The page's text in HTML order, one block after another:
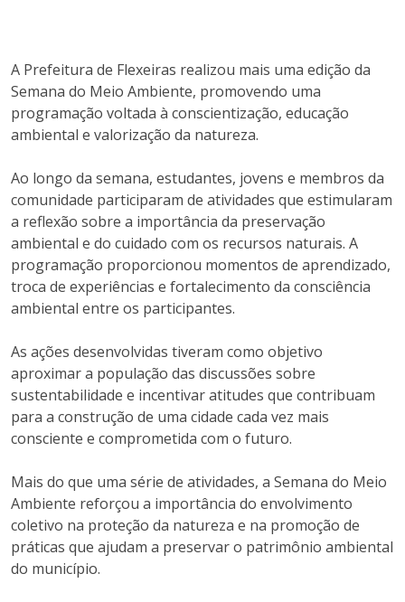
A Prefeitura de Flexeiras realizou mais uma edição da
Semana do Meio Ambiente, promovendo uma
programação voltada à conscientização, educação
ambiental e valorização da natureza.
Ao longo da semana, estudantes, jovens e membros da
comunidade participaram de atividades que estimularam
a reflexão sobre a importância da preservação
ambiental e do cuidado com os recursos naturais. A
programação proporcionou momentos de aprendizado,
troca de experiências e fortalecimento da consciência
ambiental entre os participantes.
As ações desenvolvidas tiveram como objetivo
aproximar a população das discussões sobre
sustentabilidade e incentivar atitudes que contribuam
para a construção de uma cidade cada vez mais
consciente e comprometida com o futuro.
Mais do que uma série de atividades, a Semana do Meio
Ambiente reforçou a importância do envolvimento
coletivo na proteção da natureza e na promoção de
práticas que ajudam a preservar o patrimônio ambiental
do município.